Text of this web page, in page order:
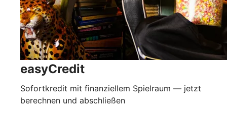
easyCredit
Sofortkredit mit finanziellem Spielraum — jetzt
berechnen und abschließen